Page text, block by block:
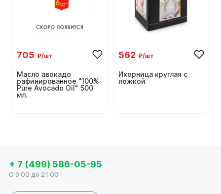
705 ₽/шт
Масло авокадо
рафинированное "100%
Pure Avocado Oil" 500
мл.
562 ₽/шт
Икорница круглая с
ложкой
+ 7 (499) 586-05-95
C 9:00 до 21:00